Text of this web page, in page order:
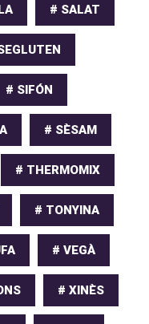
# SALAT
# SIFÓN
# SÈSAM
# THERMOMIX
# TONYINA
# VEGÀ
# XINÈS